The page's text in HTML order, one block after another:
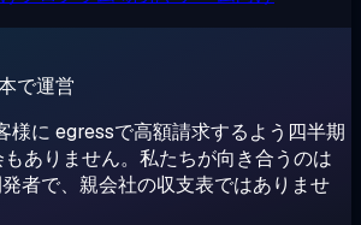
で運営
様に egressで高額請求するよう四半期
ありません。私たちが向き合うのは
者で、親会社の収支表ではありませ